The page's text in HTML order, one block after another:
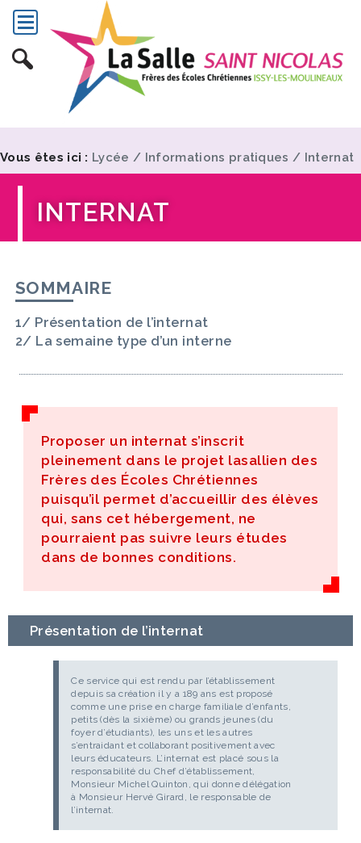
Vous êtes ici : Lycée / Informations pratiques / Internat
INTERNAT
SOMMAIRE
Présentation de l’internat
La semaine type d’un interne
Proposer un internat s’inscrit
pleinement dans le projet lasallien des
Frères des Écoles Chrétiennes
puisqu’il permet d’accueillir des élèves
qui, sans cet hébergement, ne
pourraient pas suivre leurs études
dans de bonnes conditions.
Présentation de l’internat
Ce service qui est rendu par l’établissement
depuis sa création il y a 189 ans est proposé
comme une prise en charge familiale d’enfants,
petits (dès la sixième) ou grands jeunes (du
foyer d’étudiants), les uns et les autres
s’entraidant et collaborant positivement avec
leurs éducateurs. L’internat est placé sous la
responsabilité du Chef d’établissement,
Monsieur Michel Quinton, qui donne délégation
à Monsieur Hervé Girard, le responsable de
l’internat.